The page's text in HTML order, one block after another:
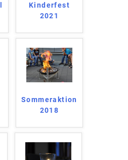
Kinderfest
2021
Sommeraktion
2018